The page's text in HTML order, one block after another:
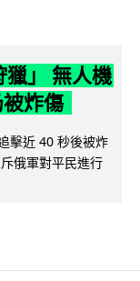
」 無人機
炸傷
擊近 40 秒後被炸
俄軍對平民進行